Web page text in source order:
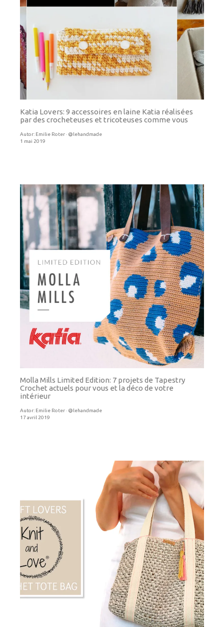
Katia Lovers: 9 accessoires en laine Katia réalisées
par des crocheteuses et tricoteuses comme vous
Autor: Emilie Roter · @lehandmade
1 mai 2019
Molla Mills Limited Edition: 7 projets de Tapestry
Crochet actuels pour vous et la déco de votre
intérieur
Autor: Emilie Roter · @lehandmade
17 avril 2019